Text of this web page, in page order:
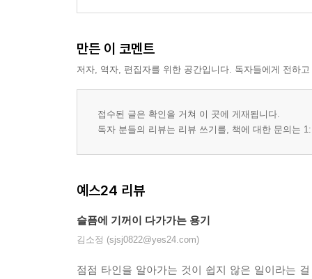
만든 이 코멘트
저자, 역자, 편집자를 위한 공간입니다. 독자들에게 전하
접수된 글은 확인을 거쳐 이 곳에 게재됩니다.
독자 분들의 리뷰는 리뷰 쓰기를, 책에 대한 문의는
예스24 리뷰
슬픔에 기꺼이 다가가는 용기
김소정 (sjsj0822@yes24.com)
점점 타인을 알아가는 것이 쉽지 않은 일이라는